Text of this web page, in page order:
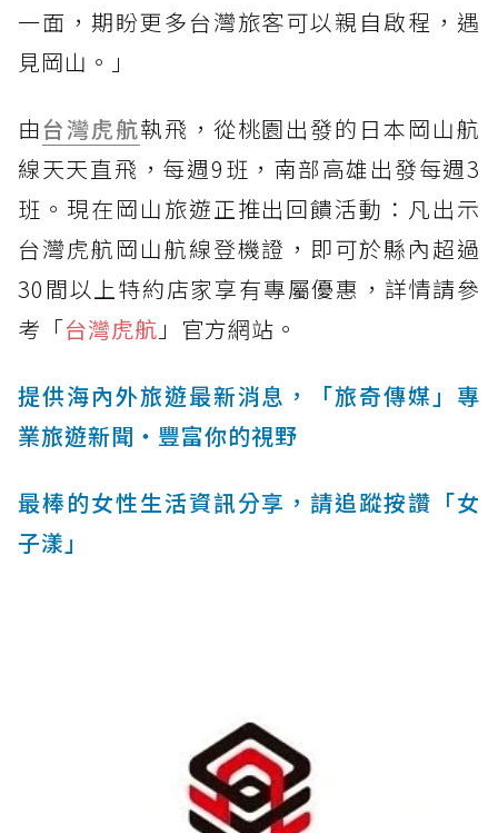
一面，期盼更多台灣旅客可以親自啟程，遇
見岡山。」
由台灣虎航執飛，從桃園出發的日本岡山航
線天天直飛，每週9班，南部高雄出發每週3
班。現在岡山旅遊正推出回饋活動：凡出示
台灣虎航岡山航線登機證，即可於縣內超過
30間以上特約店家享有專屬優惠，詳情請參
考「台灣虎航 」官方網站。
提供海內外旅遊最新消息，「旅奇傳媒」專
業旅遊新聞‧豐富你的視野
最棒的女性生活資訊分享，請追蹤按讚「女
子漾」